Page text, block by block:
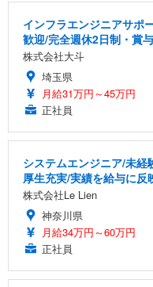
インフラエンジニアサポ
歓迎/完全週休2日制・賞
株式会社大斗
埼玉県
月給31万円～45万円
正社員
システムエンジニア/未
厚生充実/実績を給与に反
株式会社Le Lien
神奈川県
月給34万円～60万円
正社員